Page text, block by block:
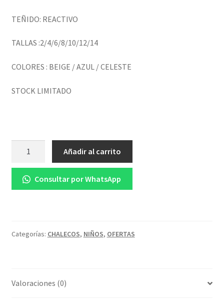
TEÑIDO: REACTIVO
TALLAS :2/4/6/8/10/12/14
COLORES : BEIGE / AZUL / CELESTE
STOCK LIMITADO
Añadir al carrito
Consultar por WhatsApp
Categorías: CHALECOS, NIÑOS, OFERTAS
Valoraciones (0)